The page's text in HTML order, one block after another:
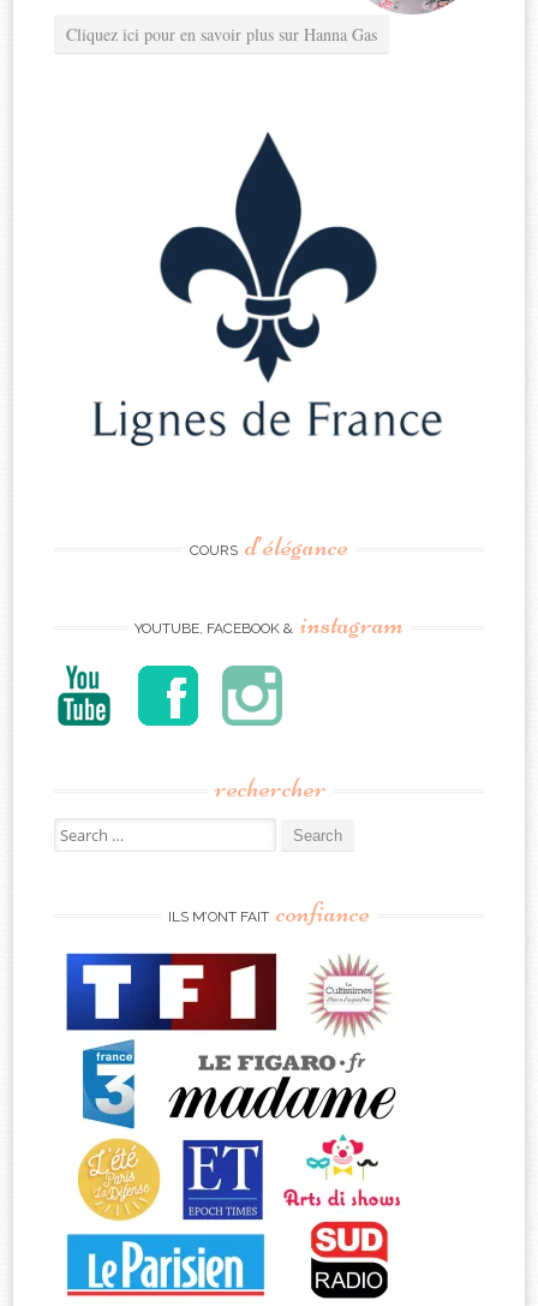
Cliquez ici pour en savoir plus sur Hanna Gas
COURS d’élégance
YOUTUBE, FACEBOOK & instagram
rechercher
Search
for:
ILS M’ONT FAIT confiance